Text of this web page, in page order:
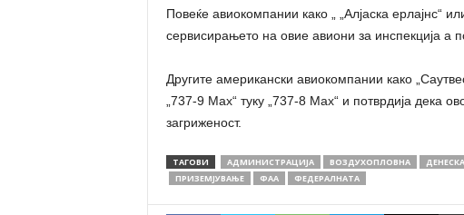
Повеќе авиокомпании како „ „Алјаска ерлајнс“
сервисирањето на овие авиони за инспекција а
Другите американски авиокомпании како
„737-9 Max“ туку „737-8 Max“ и потврдија дека
загриженост.
ТАГОВИ АДМИНИСТРАЦИЈА ВОЗДУХОПЛОВНА ДЕНЕСКА
ПРИЗЕМЈУВАЊЕ
ФАА ФЕДЕРАЛНАТА